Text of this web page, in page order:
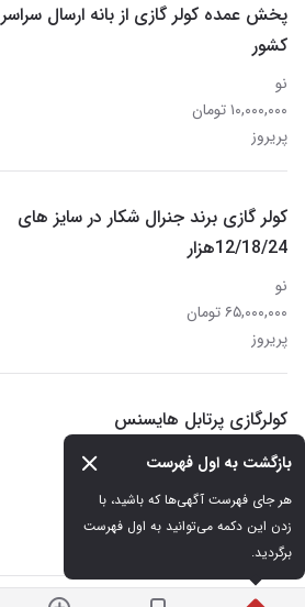
بازگشت به اول فهرست
برگردید.
پخش عمده کولر گازی از بانه ارسال سراسر
کشور
نو
۱۰,۰۰۰,۰۰۰ تومان
پریروز
کولر گازی برند جنرال شکار در سایز های
12/18/24هزار
نو
۶۵,۰۰۰,۰۰۰ تومان
پریروز
کولرگازی پرتابل هایسنس
۴۵,۰۰۰,۰۰۰ تومان
نردبان شده | فروشگاه